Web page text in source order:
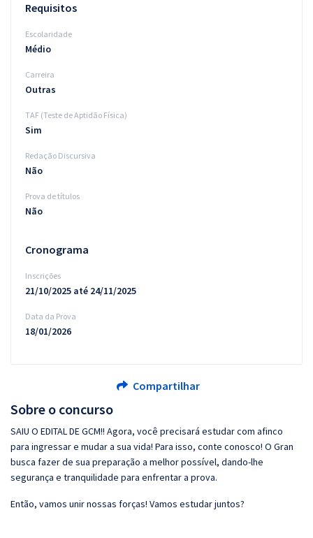
Sobre o concurso
SAIU O EDITAL DE GCM!! Agora, você precisará estudar com afinco
para ingressar e mudar a sua vida! Para isso, conte conosco! O Gran
busca fazer de sua preparação a melhor possível, dando-lhe
segurança e tranquilidade para enfrentar a prova.
Então, vamos unir nossas forças! Vamos estudar juntos?
Requisitos
Escolaridade
Médio
Carreira
Outras
TAF (Teste de Aptidão Física)
Sim
Redação Discursiva
Não
Prova de títulos
Não
Cronograma
Inscrições
21/10/2025 até 24/11/2025
Data da Prova
18/01/2026
Compartilhar